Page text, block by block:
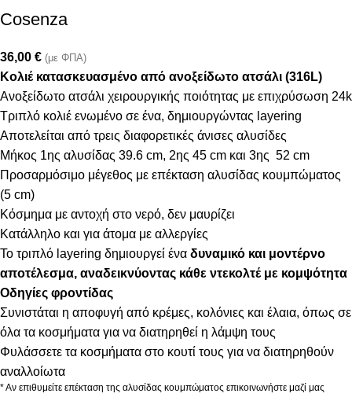
Cosenza
36,00 € (με ΦΠΑ)
Κολιέ κατασκευασμένο από ανοξείδωτο ατσάλι (316L)
Ανοξείδωτο ατσάλι χειρουργικής ποιότητας με επιχρύσωση 24k
Τριπλό κολιέ ενωμένο σε ένα, δημιουργώντας layering
Αποτελείται από τρεις διαφορετικές άνισες αλυσίδες
Μήκος 1ης αλυσίδας 39.6 cm, 2ης 45 cm και 3ης 52 cm
Προσαρμόσιμο μέγεθος με επέκταση αλυσίδας κουμπώματος
(5 cm)
Κόσμημα με αντοχή στο νερό, δεν μαυρίζει
Κατάλληλο και για άτομα με αλλεργίες
Το τριπλό layering δημιουργεί ένα δυναμικό και μοντέρνο
αποτέλεσμα, αναδεικνύοντας κάθε ντεκολτέ με κομψότητα
Οδηγίες φροντίδας
Συνιστάται η αποφυγή από κρέμες, κολόνιες και έλαια, όπως σε
όλα τα κοσμήματα για να διατηρηθεί η λάμψη τους
Φυλάσσετε τα κοσμήματα στο κουτί τους για να διατηρηθούν
αναλλοίωτα
* Αν επιθυμείτε επέκταση της αλυσίδας κουμπώματος επικοινωνήστε μαζί μας